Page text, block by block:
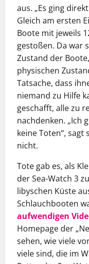
aus. „Es ging
Gleich am ersten
Boote mit jeweils
gestoßen. Da war
Zustand der
physischen
Tatsache, dass
niemand zu Hilfe
geschafft, alle zu
nachdenken. „Ich
keine Toten“, sagt
nicht.
Tote gab es, als
der Sea-Watch 3
libyschen Küste
Schlauchbooten
aufwendigen
Homepage der
sehen, wie viele
viele sind, die im